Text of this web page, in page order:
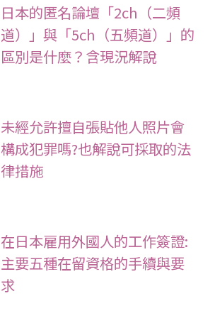
日本的匿名論壇「2ch（二頻
道）」與「5ch（五頻道）」的
區別是什麼？含現況解說
未經允許擅自張貼他人照片會
構成犯罪嗎?也解說可採取的法
律措施
在日本雇用外國人的工作簽證:
主要五種在留資格的手續與要
求